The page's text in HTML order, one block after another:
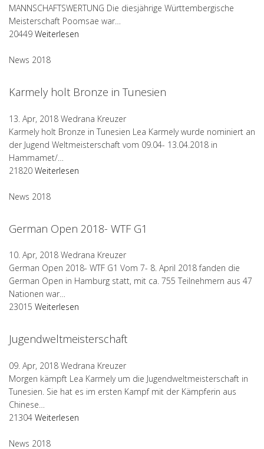
MANNSCHAFTSWERTUNG Die diesjährige Württembergische
Meisterschaft Poomsae war…
20449 Weiterlesen
News 2018
Karmely holt Bronze in Tunesien
13. Apr, 2018 Wedrana Kreuzer
Karmely holt Bronze in Tunesien Lea Karmely wurde nominiert an
der Jugend Weltmeisterschaft vom 09.04- 13.04.2018 in
Hammamet/…
21820 Weiterlesen
News 2018
German Open 2018- WTF G1
10. Apr, 2018 Wedrana Kreuzer
German Open 2018- WTF G1 Vom 7- 8. April 2018 fanden die
German Open in Hamburg statt, mit ca. 755 Teilnehmern aus 47
Nationen war…
23015 Weiterlesen
Jugendweltmeisterschaft
09. Apr, 2018 Wedrana Kreuzer
Morgen kämpft Lea Karmely um die Jugendweltmeisterschaft in
Tunesien. Sie hat es im ersten Kampf mit der Kämpferin aus
Chinese…
21304 Weiterlesen
News 2018